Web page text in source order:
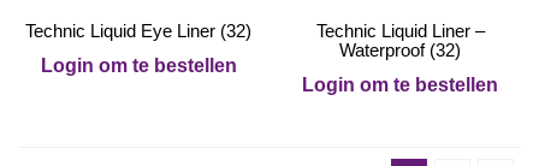
Technic Liquid Eye Liner (32)
Login om te bestellen
Technic Liquid Liner –
Waterproof (32)
Login om te bestellen